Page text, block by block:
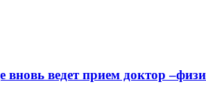
ведет прием доктор